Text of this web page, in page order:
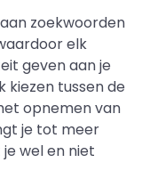
zoekwoorden
elk
geven aan je
kiezen tussen de
opnemen van
je tot meer
wel en niet